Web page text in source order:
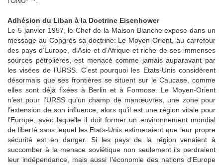
Adhésion du Liban à la Doctrine Eisenhower
Le 5 janvier 1957, le Chef de la Maison Blanche expose dans un
message au Congrès sa doctrine: Le Moyen-Orient, au carrefour
des pays d’Europe, d’Asie et d’Afrique et riche de ses immenses
sources pétrolières, est menacé comme jamais auparavant par
les visées de l’URSS. C’est pourquoi les Etats-Unis considèrent
désormais que ses frontières se situent sur le Caucase, comme
elles sont déjà fixées à Berlin et à Formose. Le Moyen-Orient
n’est pour l’URSS qu’un champ de manœuvres, une zone pour
l’extension de son influence, alors qu’il est une région vitale pour
l’Europe, avec laquelle il doit former un environnement mondial
de liberté sans lequel les Etats-Unis estimeraient que leur propre
sécurité est en danger. Si les pays de la région venaient à
succomber à la menace soviétique non seulement ils perdraient
leur indépendance, mais aussi l’économie des nations d’Europe